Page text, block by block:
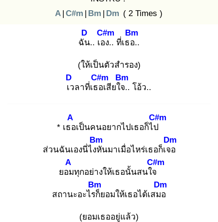
A | C#m | Bm | Dm ( 2 Times )
ฉัน
D
.. เอง
C#m
.. ที่เธอ.
Bm
.
(ให้เป็นตัวสำรอง)
เว
D
ลาที่เธอ
C#m
เสียใจ.
Bm
. โอ้ว..
* เธอ
A
เป็นคนอยากไปเธอก็ไป
C#m
ส่วนฉันเองนี่ไงหั
Bm
นมาเมื่อไหร่เธอก็เจอ
Dm
ยอม
A
ทุกอย่างให้เธอนั้นสนใจ
C#m
สถานะอะไรก็
Bm
ยอมให้เธอได้เสมอ
Dm
(ยอมเธออยู่แล้ว)